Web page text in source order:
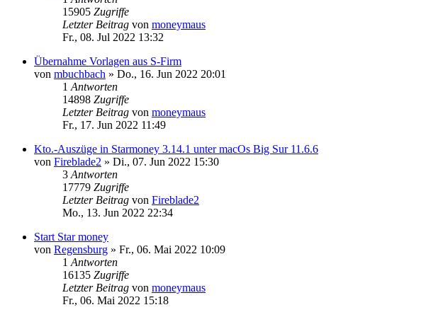
15905 Zugriffe
Letzter Beitrag von moneymaus
Fr., 08. Jul 2022 13:32
Übernahme Vorlagen aus S-Firm
von mbuchbach » Do., 16. Jun 2022 20:01
1 Antworten
14898 Zugriffe
Letzter Beitrag von moneymaus
Fr., 17. Jun 2022 11:49
Kto.-Auszüge in Starmoney 3.14.1 unter macOs Big Sur 11.6.6
von Fireblade2 » Di., 07. Jun 2022 15:30
3 Antworten
17779 Zugriffe
Letzter Beitrag von Fireblade2
Mo., 13. Jun 2022 22:34
Start Star money
von Regensburg » Fr., 06. Mai 2022 10:09
1 Antworten
16135 Zugriffe
Letzter Beitrag von moneymaus
Fr., 06. Mai 2022 15:18